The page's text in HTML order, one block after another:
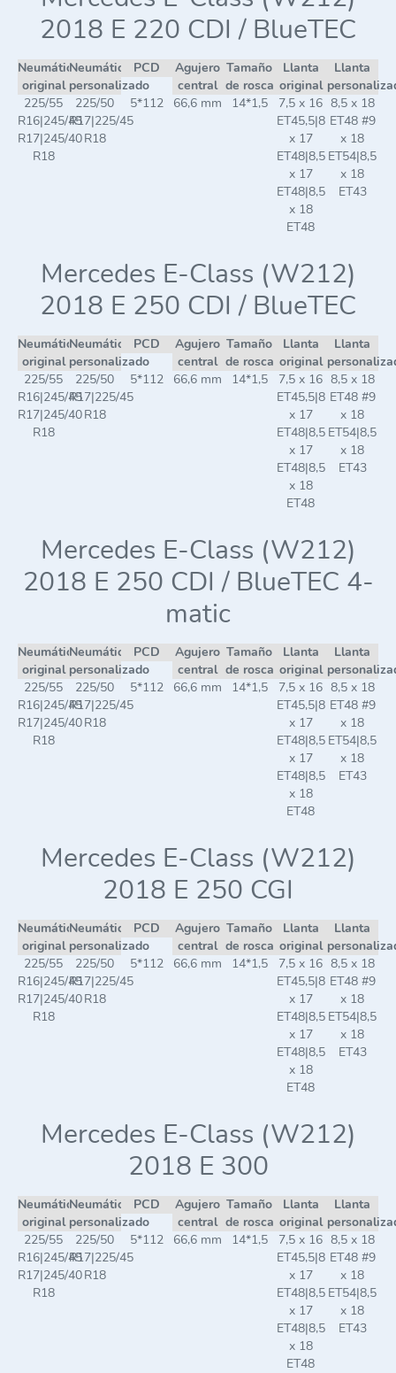
2018 E 220 CDI / BlueTEC
Neumático
original
Neumático
personalizado
PCD
Agujero
central
Tamaño
de rosca
Llanta
original
Llanta
225/55
R16|245/45
R17|245/40
R18
225/50
R17|225/45
R18
5*112 66,6 mm 14*1,5
7,5 x 16
ET45,5|8
x 17
ET48|8,5
x 17
ET48|8,5
x 18
ET48
8,5 x 18
ET48 #9
x 18
ET54|8,5
x 18
ET43
Mercedes E-Class (W212)
2018 E 250 CDI / BlueTEC
Neumático
original
Neumático
personalizado
PCD
Agujero
central
Tamaño
de rosca
Llanta
original
Llanta
225/55
R16|245/45
R17|245/40
R18
225/50
R17|225/45
R18
5*112 66,6 mm 14*1,5
7,5 x 16
ET45,5|8
x 17
ET48|8,5
x 17
ET48|8,5
x 18
ET48
8,5 x 18
ET48 #9
x 18
ET54|8,5
x 18
ET43
Mercedes E-Class (W212)
2018 E 250 CDI / BlueTEC 4-
matic
Neumático
original
Neumático
personalizado
PCD
Agujero
central
Tamaño
de rosca
Llanta
original
Llanta
225/55
R16|245/45
R17|245/40
R18
225/50
R17|225/45
R18
5*112 66,6 mm 14*1,5
7,5 x 16
ET45,5|8
x 17
ET48|8,5
x 17
ET48|8,5
x 18
ET48
8,5 x 18
ET48 #9
x 18
ET54|8,5
x 18
ET43
Mercedes E-Class (W212)
2018 E 250 CGI
Neumático
original
Neumático
personalizado
PCD
Agujero
central
Tamaño
de rosca
Llanta
original
Llanta
225/55
R16|245/45
R17|245/40
R18
225/50
R17|225/45
R18
5*112 66,6 mm 14*1,5
7,5 x 16
ET45,5|8
x 17
ET48|8,5
x 17
ET48|8,5
x 18
ET48
8,5 x 18
ET48 #9
x 18
ET54|8,5
x 18
ET43
Mercedes E-Class (W212)
2018 E 300
Neumático
original
Neumático
personalizado
PCD
Agujero
central
Tamaño
de rosca
Llanta
original
Llanta
225/55
R16|245/45
R17|245/40
R18
225/50
R17|225/45
R18
5*112 66,6 mm 14*1,5
7,5 x 16
ET45,5|8
x 17
ET48|8,5
x 17
ET48|8,5
x 18
ET48
8,5 x 18
ET48 #9
x 18
ET54|8,5
x 18
ET43